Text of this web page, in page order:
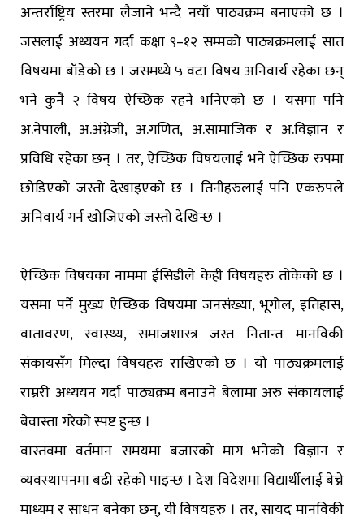
अन्तर्राष्ट्रिय स्तरमा लैजाने भन्दै नयाँ पाठ्यक्रम बनाएको छ ।
जसलाई अध्ययन गर्दा कक्षा ९–१२ सम्मको पाठ्यक्रमलाई सात
विषयमा बाँडेको छ । जसमध्ये ५ वटा विषय अनिवार्य रहेका छन्
भने कुनै २ विषय ऐच्छिक रहने भनिएको छ । यसमा पनि
अ.नेपाली, अ.अंग्रेजी, अ.गणित, अ.सामाजिक र अ.विज्ञान र
प्रविधि रहेका छन् । तर, ऐच्छिक विषयलाई भने ऐच्छिक रुपमा
छोडिएको जस्तो देखाइएको छ । तिनीहरुलाई पनि एकरुपले
अनिवार्य गर्न खोजिएको जस्तो देखिन्छ ।
ऐच्छिक विषयका नाममा ईसिडीले केही विषयहरु तोकेको छ ।
यसमा पर्ने मुख्य ऐच्छिक विषयमा जनसंख्या, भूगोल, इतिहास,
वातावरण, स्वास्थ्य, समाजशास्त्र जस्त नितान्त मानविकी
संकायसँग मिल्दा विषयहरु राखिएको छ । यो पाठ्यक्रमलाई
राम्ररी अध्ययन गर्दा पाठ्यक्रम बनाउने बेलामा अरु संकायलाई
बेवास्ता गरेको स्पष्ट हुन्छ ।
वास्तवमा वर्तमान समयमा बजारको माग भनेको विज्ञान र
व्यवस्थापनमा बढी रहेको पाइन्छ । देश विदेशमा विद्यार्थीलाई बेच्ने
माध्यम र साधन बनेका छन्, यी विषयहरु । तर, सायद मानविकी